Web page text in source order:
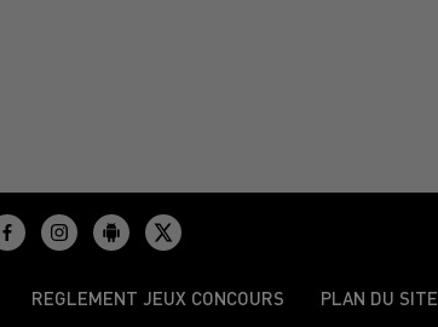
REGLEMENT JEUX CONCOURS PLAN DU SITE